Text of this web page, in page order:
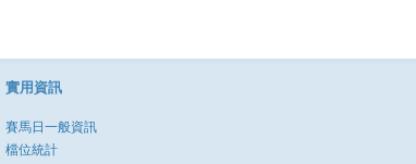
實用資訊
賽馬日一般資訊
檔位統計